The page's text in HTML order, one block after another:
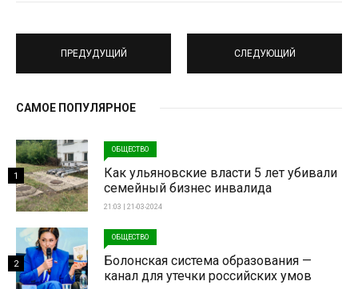
ПРЕДУДУЩИЙ СЛЕДУЮЩИЙ
САМОЕ ПОПУЛЯРНОЕ
ОБЩЕСТВО
Как ульяновские власти 5 лет убивали
семейный бизнес инвалида
21:03 | 21-03-2024
1
ОБЩЕСТВО
Болонская система образования —
канал для утечки российских умов
2